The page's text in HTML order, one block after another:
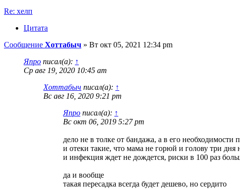
Re: хелп
Цитата
Сообщение Хоттабыч » Вт окт 05, 2021 12:34 pm
Япро писал(а): ↑
Ср авг 19, 2020 10:45 am
Хоттабыч писал(а): ↑
Вс авг 16, 2020 9:21 pm
Япро писал(а): ↑
Вс окт 06, 2019 5:27 pm
дело не в толке от бандажа, а в его
и отеки такие, что мама не горюй и голову три
и инфекция ждет не дождется, риски в 100 раз
да и вообще
такая пересадка всегда будет дешево, но сердито